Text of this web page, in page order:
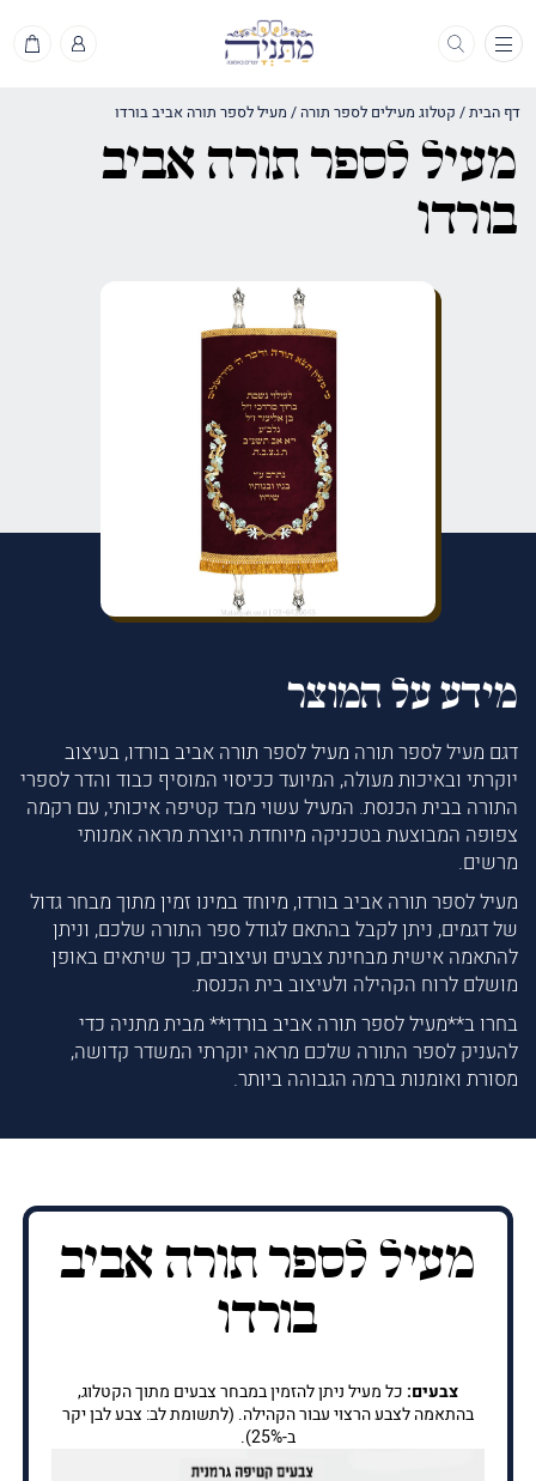
תפריט
דף הבית/ קטלוג מעילים לספר תורה / מעיל לספר תורה אביב בורדו
מעיל לספר תורה אביב
בורדו
מידע על המוצר
דגם מעיל לספר תורה מעיל לספר תורה אביב בורדו, בעיצוב
יוקרתי ובאיכות מעולה, המיועד ככיסוי המוסיף כבוד והדר לספרי
התורה בבית הכנסת. המעיל עשוי מבד קטיפה איכותי, עם רקמה
צפופה המבוצעת בטכניקה מיוחדת היוצרת מראה אמנותי
מרשים.
מעיל לספר תורה אביב בורדו, מיוחד במינו זמין מתוך מבחר גדול
של דגמים, ניתן לקבל בהתאם לגודל ספר התורה שלכם, וניתן
להתאמה אישית מבחינת צבעים ועיצובים, כך שיתאים באופן
מושלם לרוח הקהילה ולעיצוב בית הכנסת.
בחרו ב**מעיל לספר תורה אביב בורדו** מבית מתניה כדי
להעניק לספר התורה שלכם מראה יוקרתי המשדר קדושה,
מסורת ואומנות ברמה הגבוהה ביותר.
מעיל לספר תורה אביב
בורדו
צבעים: כל מעיל ניתן להזמין במבחר צבעים מתוך הקטלוג,
בהתאמה לצבע הרצוי עבור הקהילה. (לתשומת לב: צבע לבן יקר
ב-25%).